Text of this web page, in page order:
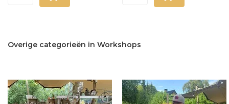
Overige categorieën in Workshops